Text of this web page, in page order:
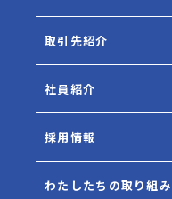
取引先紹介
社員紹介
採用情報
わたしたちの取り組み